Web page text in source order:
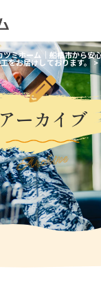
ミホーム｜船橋市から安
をお届けしております。>
アーカイブ
Archive